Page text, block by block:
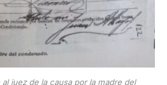
al juez de la causa por la madre del